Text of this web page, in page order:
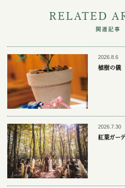
RELATED
関連記事
2026.8.6
植樹の儀
2026.7.30
紅葉ガー